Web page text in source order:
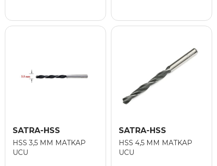
SATRA-HSS
HSS 3,5 MM MATKAP
UCU
SATRA-HSS
HSS 4,5 MM MATKAP
UCU